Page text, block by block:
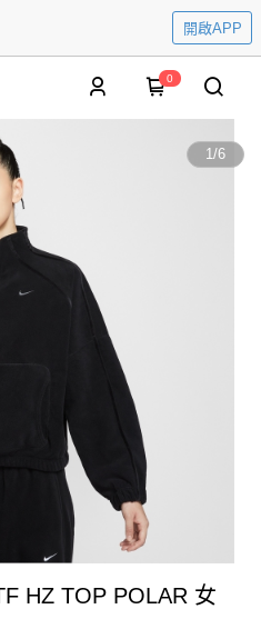
開啟APP
0
1/6
HZ TOP POLAR 女